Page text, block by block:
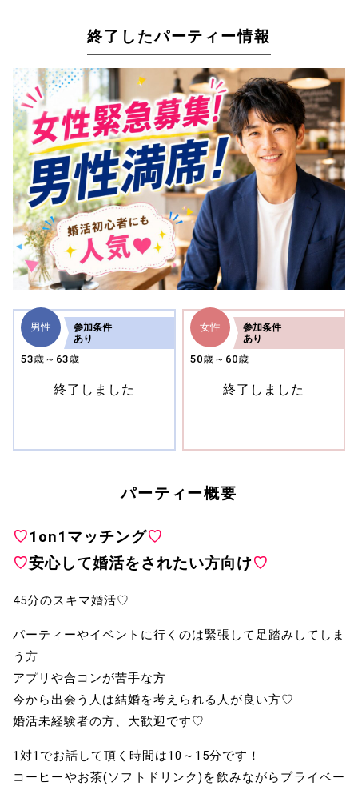
終了したパーティー情報
男性
53歳～63歳
参加条件
あり
終了しました
女性
50歳～60歳
参加条件
あり
終了しました
パーティー概要
♡1on1マッチング♡
♡安心して婚活をされたい方向け♡
45分のスキマ婚活♡
パーティーやイベントに行くのは緊張して足踏みしてしま
う方
アプリや合コンが苦手な方
今から出会う人は結婚を考えられる人が良い方♡
婚活未経験者の方、大歓迎です♡
1対1でお話して頂く時間は10～15分です！
コーヒーやお茶(ソフトドリンク)を飲みながらプライベー